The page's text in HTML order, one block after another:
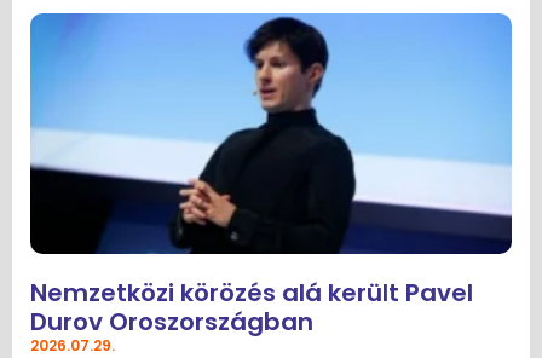
Nemzetközi körözés alá került Pavel
Durov Oroszországban
2026.07.29.